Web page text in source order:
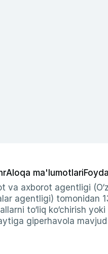
Aloqa ma'lumotlari
va axborot agentligi
agentligi) tomonidan
to‘liq ko‘chirish
giperhavola